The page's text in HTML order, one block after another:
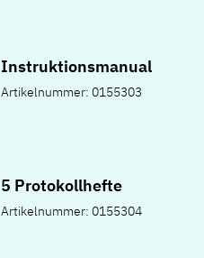
Instruktionsmanual
Artikelnummer: 0155303
5 Protokollhefte
Artikelnummer: 0155304